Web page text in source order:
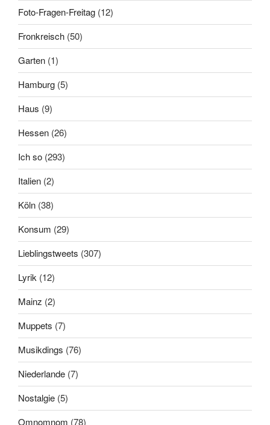
Foto-Fragen-Freitag (12)
Fronkreisch (50)
Garten (1)
Hamburg (5)
Haus (9)
Hessen (26)
Ich so (293)
Italien (2)
Köln (38)
Konsum (29)
Lieblingstweets (307)
Lyrik (12)
Mainz (2)
Muppets (7)
Musikdings (76)
Niederlande (7)
Nostalgie (5)
Omnomnom (78)